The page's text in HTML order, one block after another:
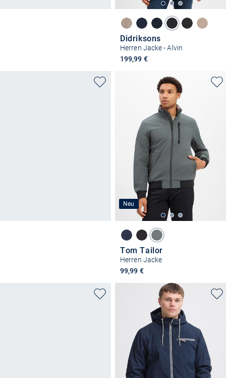
Didriksons
Herren Jacke - Alvin
199,99 €
Neu
Tom Tailor
Herren Jacke
99,99 €